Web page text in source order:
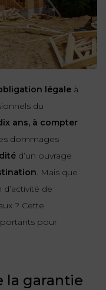
légale à
du
ans, à compter
dommages
d’un ouvrage
. Mais que
de
? Cette
pour
la garantie